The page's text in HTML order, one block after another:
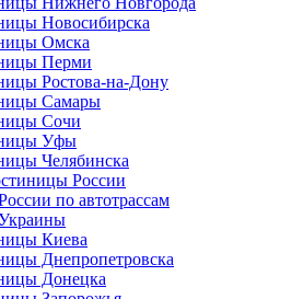
Новосибирска
Омска
Перми
Ростова-на-Дону
Самары
Сочи
Уфы
Челябинска
России
по автотрассам
Киева
Днепропетровска
Донецка